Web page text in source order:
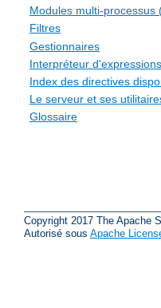
Modules multi-processus
Filtres
Gestionnaires
Interpréteur d'expressions
Index des directives
Le serveur et ses
Glossaire
Copyright 2017 The Apache
Autorisé sous Apache